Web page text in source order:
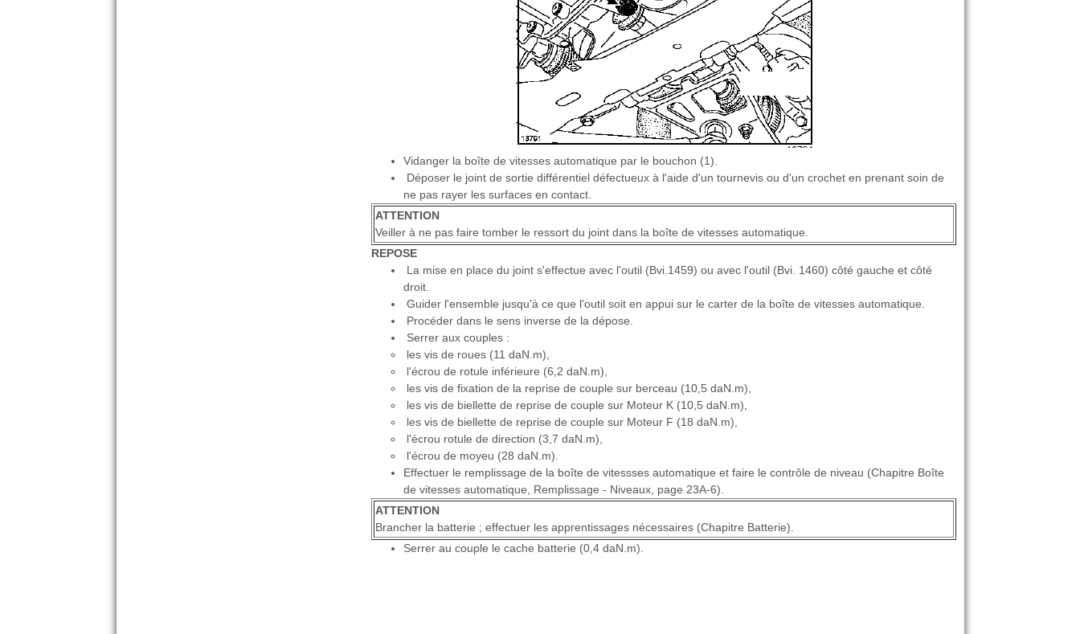
Vidanger la boîte de vitesses automatique par le bouchon (1).
Déposer le joint de sortie différentiel défectueux à l'aide d'un tournevis ou d'un crochet en prenant soin de
ne pas rayer les surfaces en contact.
ATTENTION
Veiller à ne pas faire tomber le ressort du joint dans la boîte de vitesses automatique.
REPOSE
La mise en place du joint s'effectue avec l'outil (Bvi.1459) ou avec l'outil (Bvi. 1460) côté gauche et côté
droit.
Guider l'ensemble jusqu'à ce que l'outil soit en appui sur le carter de la boîte de vitesses automatique.
Procéder dans le sens inverse de la dépose.
Serrer aux couples :
les vis de roues (11 daN.m),
l'écrou de rotule inférieure (6,2 daN.m),
les vis de fixation de la reprise de couple sur berceau (10,5 daN.m),
les vis de biellette de reprise de couple sur Moteur K (10,5 daN.m),
les vis de biellette de reprise de couple sur Moteur F (18 daN.m),
l'écrou rotule de direction (3,7 daN.m),
l'écrou de moyeu (28 daN.m).
Effectuer le remplissage de la boîte de vitessses automatique et faire le contrôle de niveau (Chapitre Boîte
de vitesses automatique, Remplissage - Niveaux, page 23A-6).
ATTENTION
Brancher la batterie ; effectuer les apprentissages nécessaires (Chapitre Batterie).
Serrer au couple le cache batterie (0,4 daN.m).